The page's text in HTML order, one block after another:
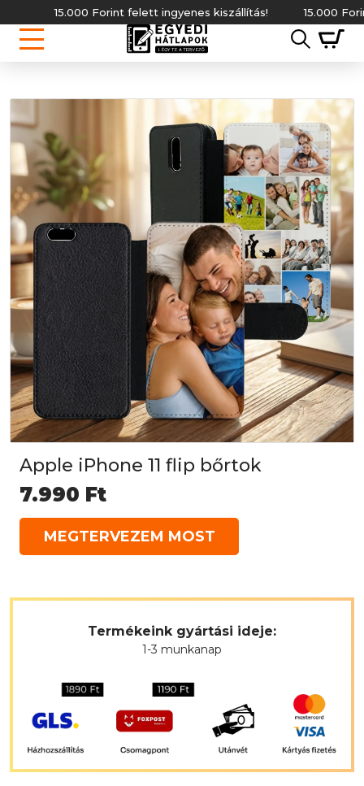
15.000 Forint felett ingyenes kiszállítás! 15.000 Forint
Apple iPhone 11 flip bőrtok
7.990 Ft
MEGTERVEZEM MOST
Termékeink gyártási ideje:
1-3 munkanap